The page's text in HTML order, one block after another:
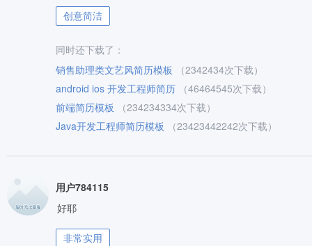
创意简洁
同时还下载了：
销售助理类文艺风简历模板
（2342434次下载）
android ios 开发工程师简历
（46464545次下载）
前端简历模板
（234234334次下载）
Java开发工程师简历模板
（23423442242次下载）
用户784115
好耶
非常实用